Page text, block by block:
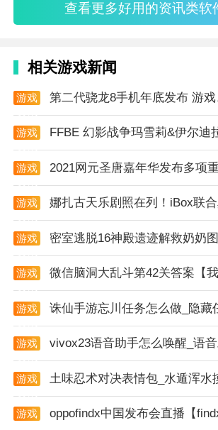
软件改进
1. 新增功能：不断推出新功能，如一
等，提升用户体验。
2. 优化界面：对软件界面进行优化，
了，操作更加便捷。
3. 加强安全：提升软件的安全性，保
安全。
app解析
1. 服务范围：服务对象为全国机动车
大用户，提供便捷的在线服务。
2. 功能全面：涵盖了交通违法处理、
考学习考试、实时交通信息查询等功
3. 异地办理：支持异地办理车管手续
查看更多好用的资讯类软
相关游戏新闻
游戏
第二代骁龙8手机年底发布 游
游戏
FFBE 幻影战争玛雪莉&伊尔迪
游戏
2021网元圣唐嘉年华发布多项
游戏
娜扎古天乐剧照在列！iBox联
游戏
密室逃脱16神殿遗迹解救奶奶
游戏
微信脑洞大乱斗第42关答案【
游戏
诛仙手游忘川任务怎么做_隐藏
游戏
vivox23语音助手怎么唤醒_语音
游戏
土味忍术对决表情包_水遁浑
游戏
oppofindx中国发布会直播【